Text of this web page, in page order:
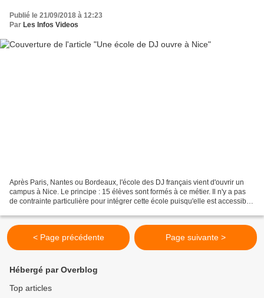
Publié le 21/09/2018 à 12:23
Par Les Infos Videos
Après Paris, Nantes ou Bordeaux, l'école des DJ français vient d'ouvrir un
campus à Nice. Le principe : 15 élèves sont formés à ce métier. Il n'y a pas
de contrainte particulière pour intégrer cette école puisqu'elle est accessible
< Page précédente Page suivante >
Hébergé par Overblog
Top articles